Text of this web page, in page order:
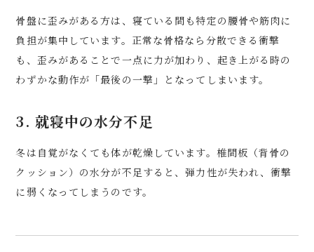
骨盤に歪みがある方は、寝ている間も特定の腰骨や筋肉に
負担が集中しています。正常な骨格なら分散できる衝撃
も、歪みがあることで一点に力が加わり、起き上がる時の
わずかな動作が「最後の一撃」となってしまいます。
3. 就寝中の水分不足
冬は自覚がなくても体が乾燥しています。椎間板（背骨の
クッション）の水分が不足すると、弾力性が失われ、衝撃
に弱くなってしまうのです。